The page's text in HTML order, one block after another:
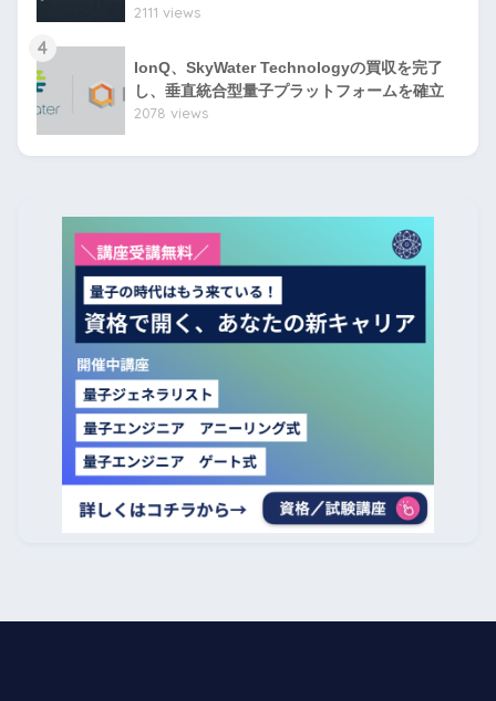
2111 views
4
IonQ、SkyWater Technologyの買収を完了
し、垂直統合型量子プラットフォームを確立
2078 views